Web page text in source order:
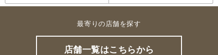
最寄りの店舗を探す
店舗一覧はこちらから